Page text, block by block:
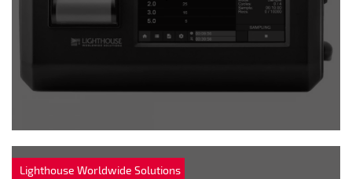
Lighthouse Worldwide Solutions